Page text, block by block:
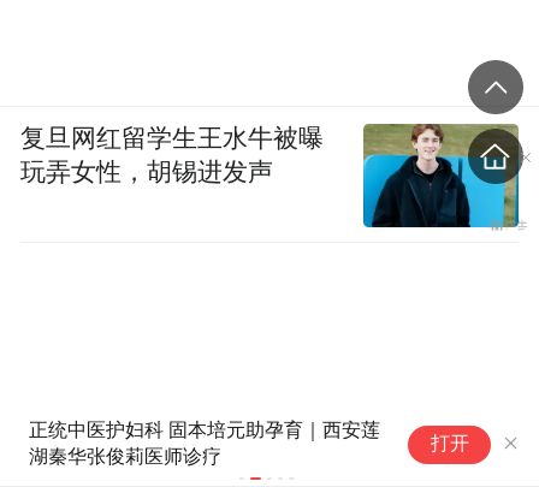
每个人都必须为自己的生命“号
脉”
打开
复旦网红留学生王水牛被曝
玩弄女性，胡锡进发声